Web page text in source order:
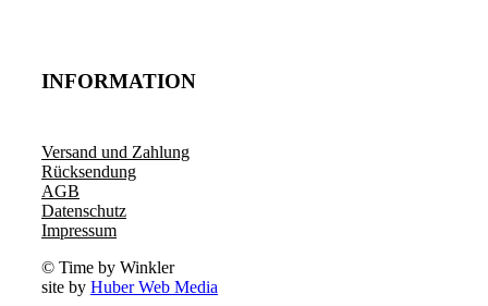
INFORMATION
Versand und Zahlung
Rücksendung
AGB
Datenschutz
Impressum
© Time by Winkler
site by Huber Web Media